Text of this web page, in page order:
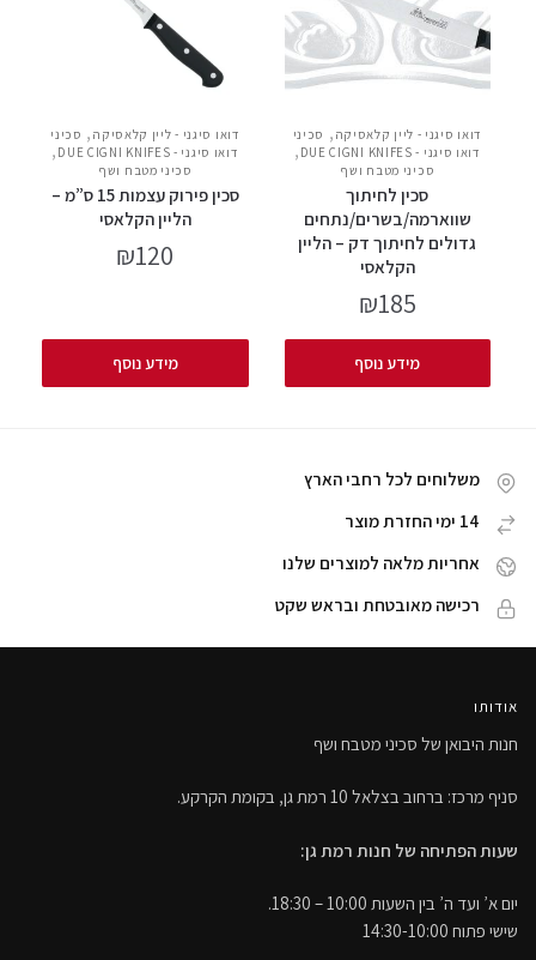
דואו סיגני - ליין קלאסיקה , סכיני
דואו סיגני - DUE CIGNI KNIFES
,
סכיני מטבח ושף
סכין לחיתוך
שווארמה/בשרים/נתחים
גדולים לחיתוך דק – הליין
הקלאסי
₪185
מידע נוסף
דואו סיגני - ליין קלאסיקה , סכיני
דואו סיגני - DUE CIGNI KNIFES
,
סכיני מטבח ושף
סכין פירוק עצמות 15 ס”מ –
הליין הקלאסי
₪120
מידע נוסף
משלוחים לכל רחבי הארץ
14 ימי החזרת מוצר
אחריות מלאה למוצרים שלנו
רכישה מאובטחת ובראש שקט
אודותו
חנות היבואן של סכיני מטבח ושף
סניף מרכז: ברחוב בצלאל 10 רמת גן, בקומת הקרקע.
שעות הפתיחה של חנות רמת גן:
יום א’ ועד ה’ בין השעות 10:00 – 18:30.
שישי פתוח 14:30-10:00